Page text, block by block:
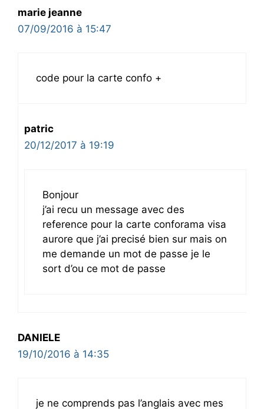
marie jeanne
07/09/2016 à 15:47
code pour la carte confo +
patric
20/12/2017 à 19:19
Bonjour
j’ai recu un message avec des
reference pour la carte conforama visa
aurore que j’ai precisé bien sur mais on
me demande un mot de passe je le
sort d’ou ce mot de passe
DANIELE
19/10/2016 à 14:35
je ne comprends pas l’anglais avec mes